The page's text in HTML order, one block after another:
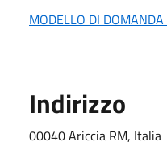
MODELLO DI
Indirizzo
00040 Ariccia RM, Italia